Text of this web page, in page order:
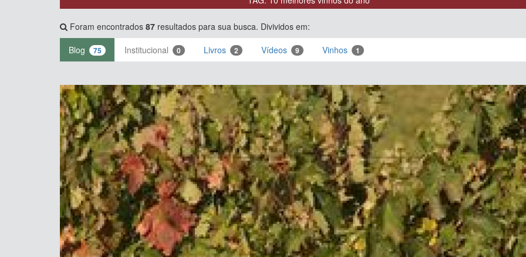
Foram encontrados 87 resultados para sua busca. Divividos em:
Blog
75 Institucional 0 Livros 2 Vídeos 9 Vinhos 1